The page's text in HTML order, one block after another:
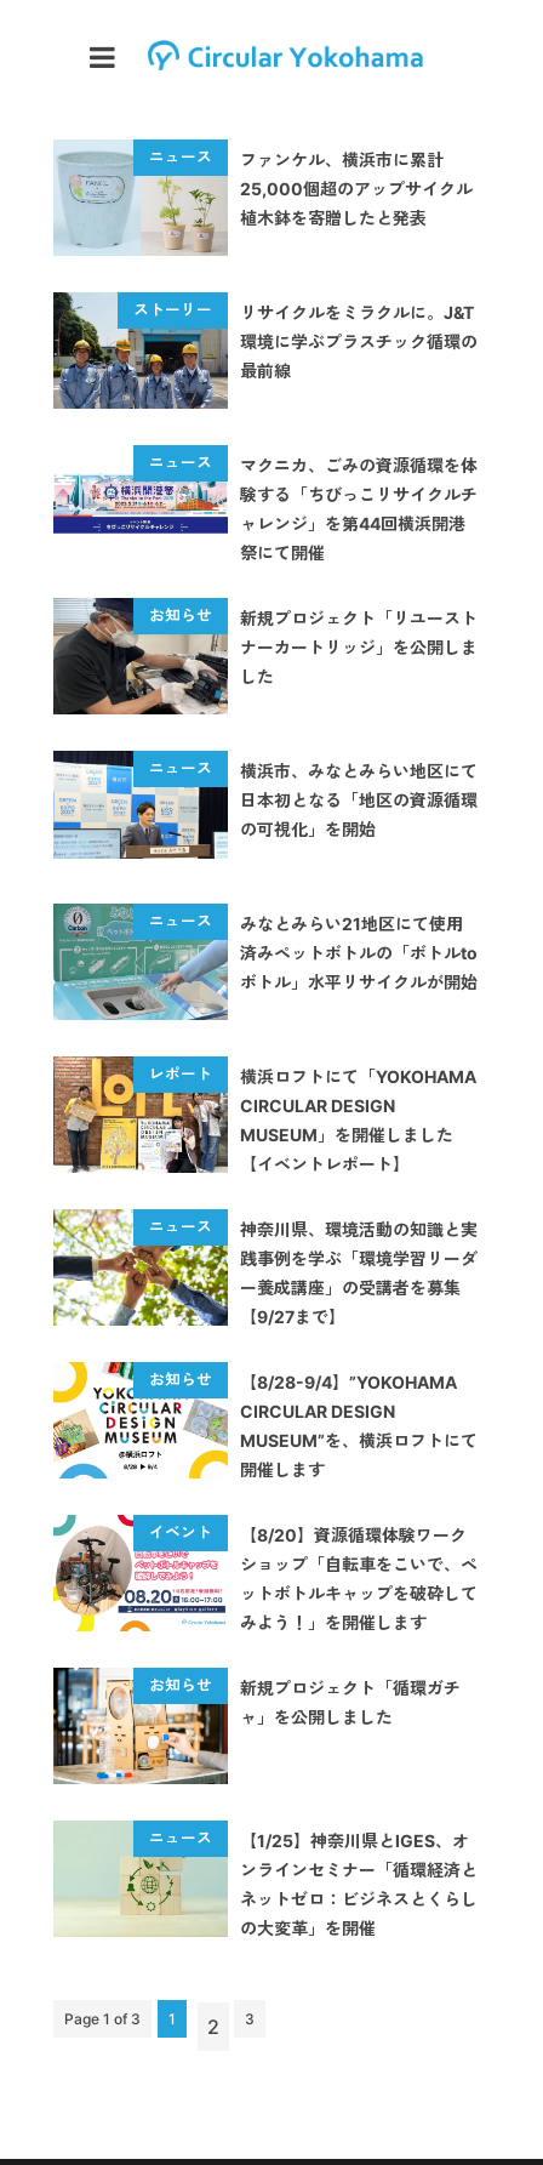
ファンケル、横浜市に累計
25,000個超のアップサイクル
植木鉢を寄贈したと発表
リサイクルをミラクルに。J&T
環境に学ぶプラスチック循環の
最前線
マクニカ、ごみの資源循環を体
験する「ちびっこリサイクルチ
ャレンジ」を第44回横浜開港
祭にて開催
新規プロジェクト「リユースト
ナーカートリッジ」を公開しま
した
横浜市、みなとみらい地区にて
日本初となる「地区の資源循環
の可視化」を開始
みなとみらい21地区にて使用
済みペットボトルの「ボトルto
ボトル」水平リサイクルが開始
横浜ロフトにて「YOKOHAMA
CIRCULAR DESIGN
MUSEUM」を開催しました
【イベントレポート】
神奈川県、環境活動の知識と実
践事例を学ぶ「環境学習リーダ
ー養成講座」の受講者を募集
【9/27まで】
【8/28-9/4】”YOKOHAMA
CIRCULAR DESIGN
MUSEUM”を、横浜ロフトにて
開催します
【8/20】資源循環体験ワーク
ショップ「自転車をこいで、ペ
ットボトルキャップを破砕して
みよう！」を開催します
新規プロジェクト「循環ガチ
ャ」を公開しました
【1/25】神奈川県とIGES、オ
ンラインセミナー「循環経済と
ネットゼロ：ビジネスとくらし
の大変革」を開催
Page 1 of 3 1 2 3